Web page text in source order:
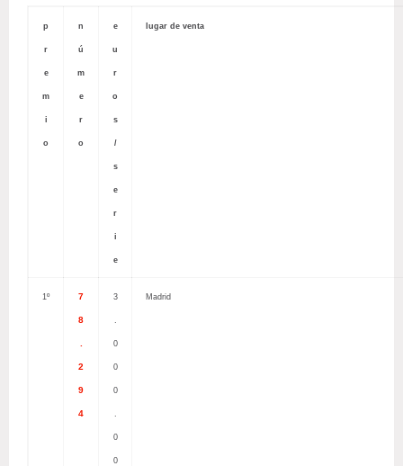
p
r
e
m
i
o
n
ú
m
e
r
o
e
u
r
o
s
/
s
e
r
i
e
lugar de venta
1º 7
8
2
9
4
3
.
0
0
0
.
0
0
Madrid